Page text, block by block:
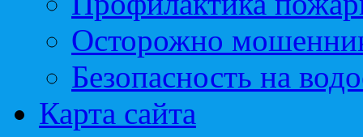
Осторожно
Безопасность на
Карта сайта